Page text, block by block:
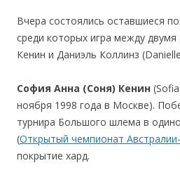
Вчера состоялись оставшиеся
среди которых игра между
Кенин и Даниэль Коллинз
София Анна (Соня) Кенин (
ноября 1998 года в Москве).
турнира Большого шлема в
(Открытый чемпионат
покрытие хард.